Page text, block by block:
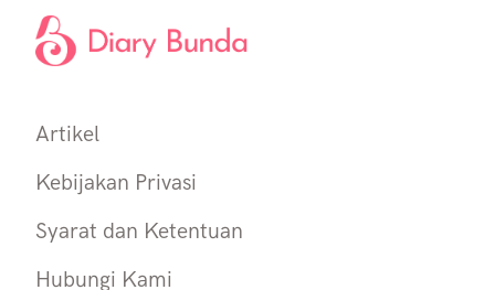
Artikel
Kebijakan Privasi
Syarat dan Ketentuan
Hubungi Kami